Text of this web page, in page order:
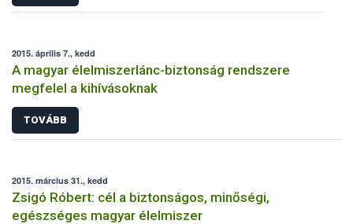
2015. április 7., kedd
A magyar élelmiszerlánc-biztonság rendszere
megfelel a kihívásoknak
TOVÁBB
2015. március 31., kedd
Zsigó Róbert: cél a biztonságos, minőségi,
egészséges magyar élelmiszer